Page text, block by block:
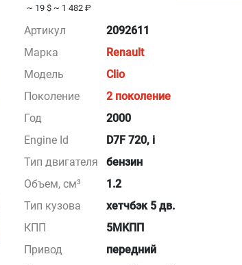
~ 19 $ ~ 1 482 ₽
Артикул
2092611
Марка
Renault
Модель
Clio
Поколение
2 поколение
Год
2000
Engine Id
D7F 720, i
Тип двигателя
бензин
Объем, см³
1.2
Тип кузова
хетчбэк 5 дв.
КПП
5МКПП
Привод
передний